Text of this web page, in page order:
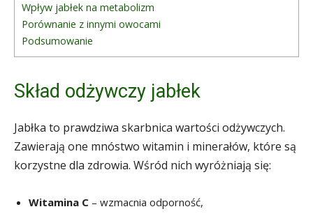
Wpływ jabłek na metabolizm
Porównanie z innymi owocami
Podsumowanie
Skład odżywczy jabłek
Jabłka to prawdziwa skarbnica wartości odżywczych.
Zawierają one mnóstwo witamin i minerałów, które są
korzystne dla zdrowia. Wśród nich wyróżniają się:
Witamina C – wzmacnia odporność,